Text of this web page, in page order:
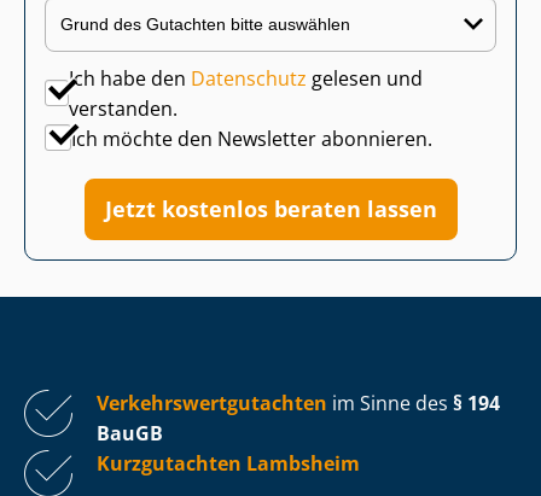
Ich habe den Datenschutz gelesen und
verstanden.
Ich möchte den Newsletter abonnieren.
Jetzt kostenlos beraten lassen
Ver­kehrs­wert­gut­ach­ten im Sinne des § 194
BauGB
Kurzgutachten Lambsheim